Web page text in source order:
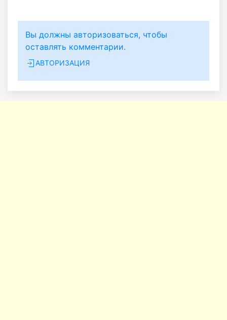
Вы должны авторизоваться, чтобы
оставлять комментарии.
АВТОРИЗАЦИЯ